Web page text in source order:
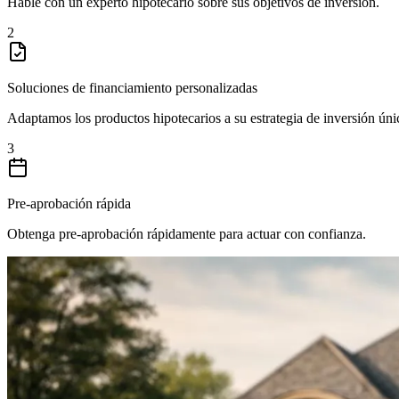
2
Soluciones de financiamiento personalizadas
Adaptamos los productos hipotecarios a su estrategia de inversión
3
Pre-aprobación rápida
Obtenga pre-aprobación rápidamente para actuar con confianza.